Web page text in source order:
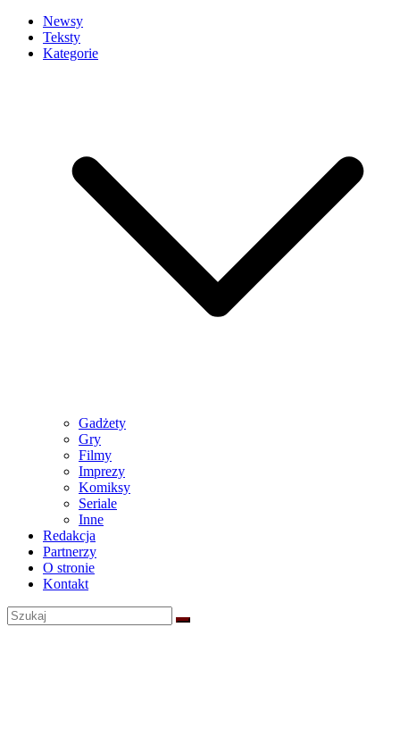
Newsy
Teksty
Kategorie
Gadżety
Gry
Filmy
Imprezy
Komiksy
Seriale
Inne
Redakcja
Partnerzy
O stronie
Kontakt